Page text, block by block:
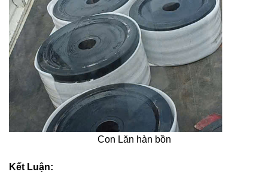
Con Lăn hàn bồn
Kết Luận: